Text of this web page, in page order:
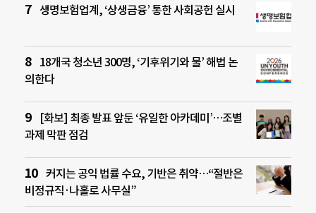
생명보험업계, ‘상생금융’ 통한 사회공헌 실시
18개국 청소년 300명, ‘기후위기와 물’ 해법 논
의한다
[화보] 최종 발표 앞둔 ‘유일한 아카데미’…조별
과제 막판 점검
커지는 공익 법률 수요, 기반은 취약…“절반은
비정규직·나홀로 사무실”